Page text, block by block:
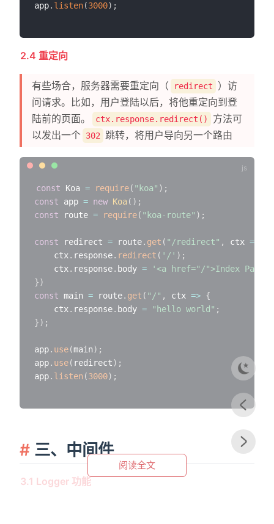
app. listen(3000) ;
2.4 重定向
有些场合，服务器需要重定向（ redirect
）访
问请求。比如，用户登陆以后，将他重定向到登
陆前的页面。
ctx.response.redirect()
方法可
以发出一个 302 跳转，将用户导向另一个路由
const Koa = require( "koa" ) ;
const app = new Koa( ) ;
const route = require( "koa-route" ) ;
const redirect = route. get ( "/redirect" , ctx =>
    ctx
. response. redirect ( '/' ) ;
    ctx
. response. body =
'<a href="/">Index
})
const main = route. get ( "/" , ctx => {
    ctx
. response. body = "hello world" ;
}) ;
app. use(main) ;
app. use( redirect) ;
app. listen (3000) ;
三、中间件
3.1 Logger 功能
阅读全文